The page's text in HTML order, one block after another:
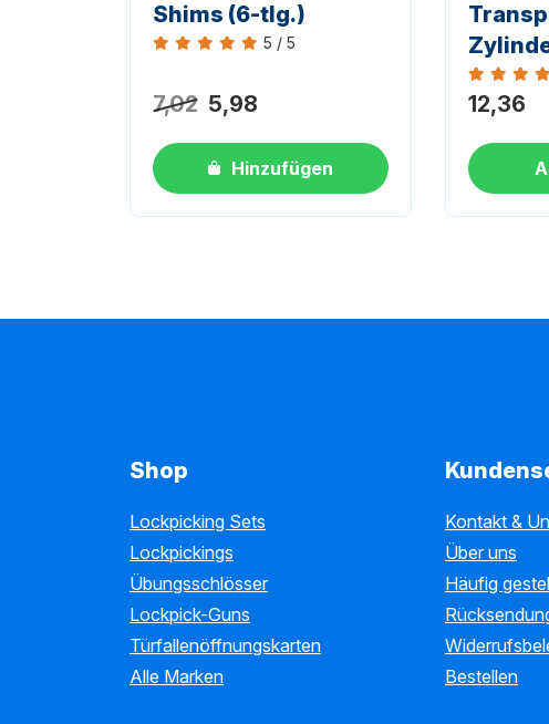
Shims (6-tlg.)
Bewertung 5 von 5
5 / 5
7,02 5,98
Hinzufügen
12,36
Shop
Lockpicking Sets
Lockpickings
Übungsschlösser
Lockpick-Guns
Türfallenöffnungskarten
Alle Marken
Kontakt &
Über uns
Häufig
Bestellen